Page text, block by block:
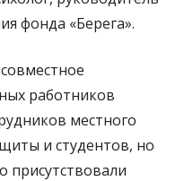
фонда «Берега».
работников
местного
и студентов, но
присутствовали